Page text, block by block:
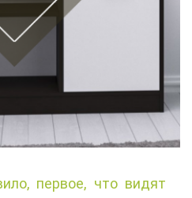
первое, что видят